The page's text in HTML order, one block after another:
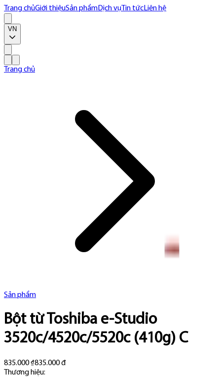
Trang chủGiới thiệuSản phẩmDịch vụ Tin tứcLiên hệ
VN
Trang chủ
Sản phẩm
Bột từ Toshiba e-Studio
3520c/4520c/5520c (410g) C
835.000 ₫835.000 đ
Thương hiệu: